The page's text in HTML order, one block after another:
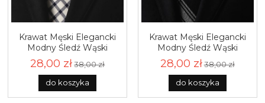
Krawat Męski Elegancki
Modny Śledź Wąski
Beżowy w Kratę G768
28,00 zł 38,00 zł
do koszyka
Krawat Męski Elegancki
Modny Śledź Wąski
Czarny w Kratę G769
28,00 zł38,00 zł
do koszyka